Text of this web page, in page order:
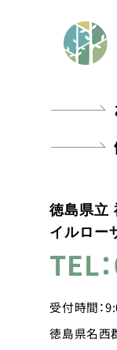
徳島県立
イルロー
TEL
受付時間：
徳島県名西